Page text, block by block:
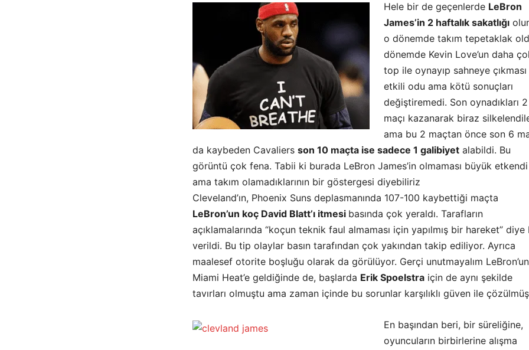
Hele bir de geçenlerde LeBron
James’in 2 haftalık sakatlığı
o dönemde takım tepetaklak
dönemde Kevin Love’un daha
top ile oynayıp sahneye çıkması
etkili odu ama kötü sonuçları
değiştiremedi. Son oynadıkları 2
maçı kazanarak biraz
ama bu 2 maçtan önce son 6
da kaybeden Cavaliers son 10 maçta ise sadece 1 galibiyet alabildi. Bu
görüntü çok fena. Tabii ki burada LeBron James’in olmaması büyük etkendi
ama takım olamadıklarının bir göstergesi diyebiliriz
Cleveland’ın, Phoenix Suns deplasmanında 107-100 kaybettiği maçta
LeBron’un koç David Blatt’ı itmesi basında çok yeraldı. Tarafların
açıklamalarında “koçun teknik faul almaması için yapılmış bir hareket” diye
verildi. Bu tip olaylar basın tarafından çok yakından takip ediliyor. Ayrıca
maalesef otorite boşluğu olarak da görülüyor. Gerçi unutmayalım LeBron’un
Miami Heat’e geldiğinde de, başlarda Erik Spoelstra için de aynı şekilde
tavırları olmuştu ama zaman içinde bu sorunlar karşılıklı güven ile
En başından beri, bir süreliğine,
oyuncuların birbirlerine alışma